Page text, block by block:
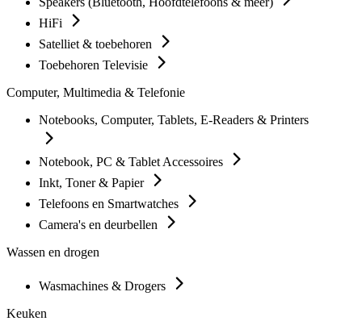
HiFi
Satelliet & toebehoren
Toebehoren Televisie
Computer, Multimedia & Telefonie
Notebooks, Computer, Tablets, E-Readers & Printers
Notebook, PC & Tablet Accessoires
Inkt, Toner & Papier
Telefoons en Smartwatches
Camera's en deurbellen
Wassen en drogen
Wasmachines & Drogers
Keuken